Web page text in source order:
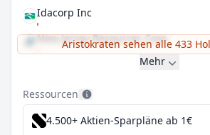
Idacorp Inc
New Jersey Resources Corp
Aristokraten sehen alle 433
Mehr
Ressourcen
4.500+ Aktien-Sparpläne ab 1€